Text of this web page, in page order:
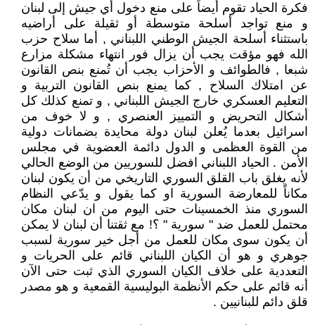
فكرة الحياد تقوم أيضاً على منع دخول أي جيش إلى لبنان
و منع تواجد أسلحة متوسطة أو ثقيلة على أراضيه
باستثناء أسلحة الجيش الوطني اللبناني , أما سلاح حزب
الله فهو مؤقت يجب أن يزال فور انتهاء مشكلة مزارع
شبعا , فالطوائف و الأحزاب يجب أن تُمنع بنص القانون
عن امتلاك السلاح , كما يمنع بنص القانون التربية و
التعليم العسكري خارج الجيش اللبناني , و تمنع كذلك كل
أشكال التحريض و التمييز العنصري , و لا خوف من
اسرائيل بعدما يُعلن لبنان دولة محايدة بضمانات دولية
من القوة العظمى و الدول دائمة العضوية في مجلس
الأمن . الحياد اللبناني افضل للسوريين من الوضع الحالي
لأنه يغلق باب القلق السوري التاريخي من أن يكون لبنان
مكاناً للمعارضة السورية او كما يقول و يدّعي النظام
السوري منذ الخمسينات حتى اليوم من ان لبنان مكان
محتمل للعمل ضد " سورية " ؟! مع ثقتنا أن لبنان لا يمكن
أن يكون سوى مكان للعمل من أجل خير سورية لسبب
جوهري و هو أن الكيان اللبناني قائم على الحريات و
التعددية على خلاف الكيان السوري الذي ثبت حتى الآن
أنه قائم على حكم الأنظمة البوليسية القمعية و هو مصدر
قلق دائم للبنانيين .